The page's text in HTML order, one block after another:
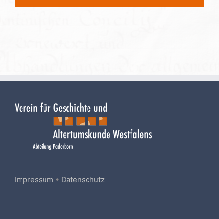
Impressum • Datenschutz